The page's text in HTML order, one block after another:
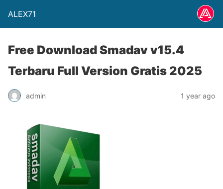
ALEX71
Free Download Smadav v15.4
Terbaru Full Version Gratis 2025
admin 1 year ago